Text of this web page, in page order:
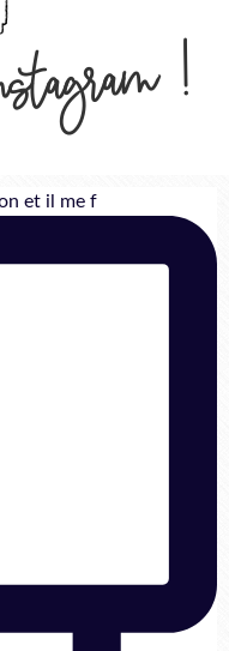
!
et il me f